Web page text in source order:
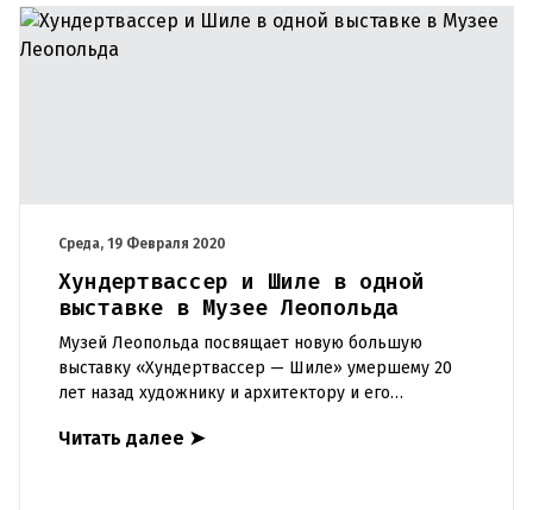
Среда, 19 Февраля 2020
Хундертвассер и Шиле в одной
выставке в Музее Леопольда
Музей Леопольда посвящает новую большую
выставку «Хундертвассер — Шиле» умершему 20
лет назад художнику и архитектору и его
родился 15 декабря 1928 года в В
Читать далее ➤